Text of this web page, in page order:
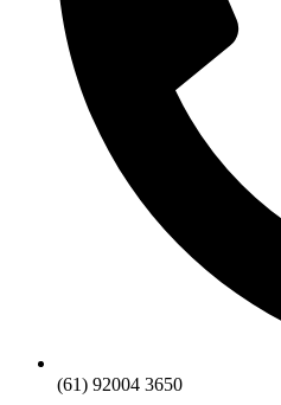
(61) 92004 3650